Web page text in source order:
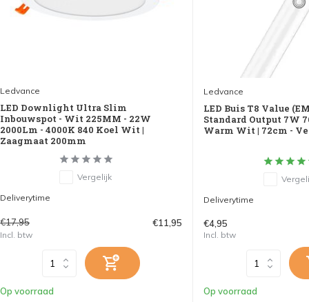
Ledvance
LED Downlight Ultra Slim
Inbouwspot - Wit 225MM - 22W
2000Lm - 4000K 840 Koel Wit |
Zaagmaat 200mm
Vergelijk
Deliverytime
€17,95 €11,95
Incl. btw
Op voorraad
Ledvance
LED Buis T8 Value
Standard Output 7W
Warm Wit | 72cm -
Deliverytime
€4,95
Incl. btw
Op voorraad